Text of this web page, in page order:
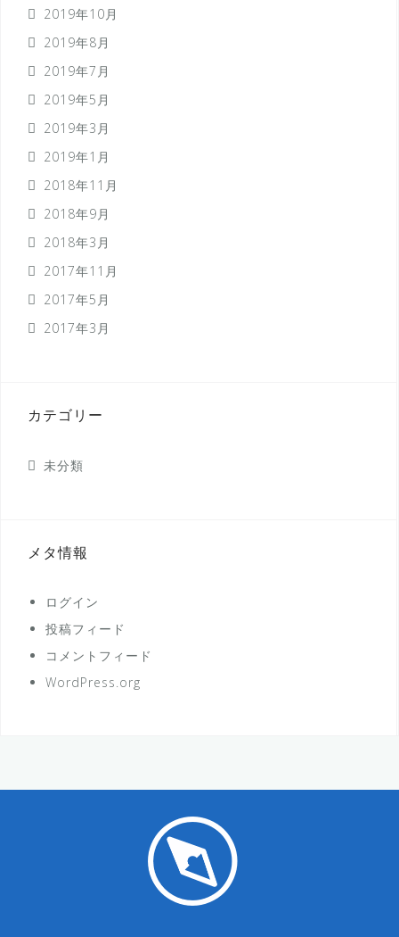
2019年10月
2019年8月
2019年7月
2019年5月
2019年3月
2019年1月
2018年11月
2018年9月
2018年3月
2017年11月
2017年5月
2017年3月
カテゴリー
未分類
メタ情報
ログイン
投稿フィード
コメントフィード
WordPress.org